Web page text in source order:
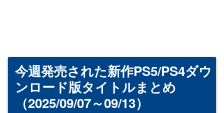
今週発売された新作PS5/PS4ダウ
ンロード版タイトルまとめ
（2025/09/07～09/13）